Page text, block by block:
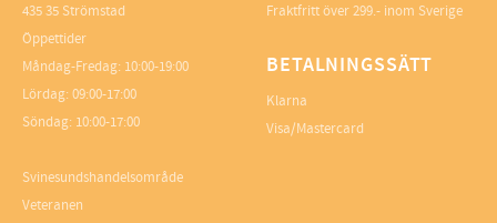
435 35 Strömstad
Öppettider
Måndag-Fredag: 10:00-19:00
Lördag: 09:00-17:00
Söndag: 10:00-17:00
Svinesundshandelsområde
Veteranen
Fraktfritt över 299.- inom Sverige
BETALNINGSSÄTT
Klarna
Visa/Mastercard